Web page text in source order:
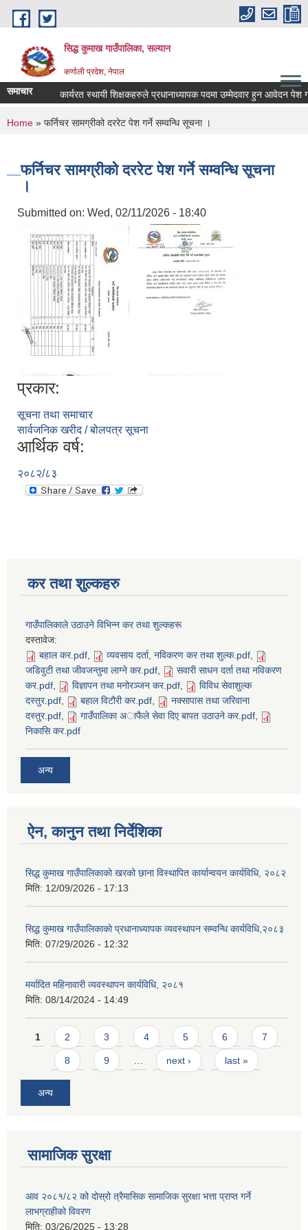
Skip to main content
सिद्ध कुमाख गाउँपालिका, सल्यान
कर्णाली प्रदेश, नेपाल
समाचार कार्यरत स्थायी शिक्षकहरुले प्रधानाध्यापक पदमा उम्मेदवार हुन आवेदन पेश गर्ने
You are here
Home » फर्निचर सामग्रीको दररेट पेश गर्ने सम्वन्धि सूचना ।
फर्निचर सामग्रीको दररेट पेश गर्ने सम्वन्धि सूचना
।
Submitted on: Wed, 02/11/2026 - 18:40
प्रकार:
सूचना तथा समाचार
सार्वजनिक खरीद / बोलपत्र सूचना
आर्थिक वर्ष:
२०८२/८३
कर तथा शुल्कहरु
गाउँपालिकाले उठाउने विभिन्न कर तथा शुल्कहरू
दस्तावेज:
बहाल कर.pdf, व्यवसाय दर्ता, नविकरण कर तथा शुल्क.pdf,
जडिवुटी तथा जीवजन्तुमा लाग्ने कर.pdf,
सवारी साधन दर्ता तथा नविकरण
कर.pdf, विज्ञापन तथा मनोरञ्जन कर.pdf,
विविध सेवाशुल्क
दस्तुर.pdf, बहाल विटाैरी कर.pdf,
नक्सापास तथा जरिवाना
दस्तुर.pdf, गाउँपालिका अाफैले सेवा दिए बापत उठाउने कर.pdf,
निकासि कर.pdf
अन्य
ऐन, कानुन तथा निर्देशिका
सिद्ध कुमाख गाउँपालिकाको खरको छाना विस्थापित कार्यान्वयन कार्यविधि, २०८२
मिति: 12/09/2026 - 17:13
सिद्ध कुमाख गाउँपालिकाको प्रधानाध्यापक व्यवस्थापन सम्वन्धि कार्यविधि,२०८३
मिति: 07/29/2026 - 12:32
मर्यादित महिनावारी व्यवस्थापन कार्यविधि, २०८१
मिति: 08/14/2024 - 14:49
Pages
1 2 3 4 5 6 7
8 9 … next › last »
अन्य
सामाजिक सुरक्षा
आव २०८१/८२ को दोस्रो त्रैमासिक सामाजिक सुरक्षा भत्ता प्राप्त गर्ने
लाभग्राहीको विवरण
मिति: 03/26/2025 - 13:28